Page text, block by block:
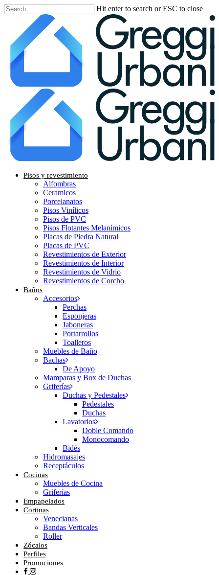
Skip
to
content
Hit enter to search or ESC to close
Menu Pisos y revestimiento
Alfombras
Ceramicos
Porcelanatos
Pisos Vinílicos
Pisos de PVC
Pisos Flotantes Melanímicos
Placas de Piedra Natural
Placas de PVC
Revestimientos de Exterior
Revestimientos de Interior
Revestimientos de Vidrio
Revestimientos de Corcho
Baños
Accesorios
Perchas
Esponjeras
Jaboneras
Portarrollos
Toalleros
Muebles de Baño
Bachas
De Apoyo
Mamparas y Box de Duchas
Griferías
Duchas y Pedestales
Pedestales
Duchas
Lavatorios
Doble Comando
Monocomando
Bidés
Hidromasajes
Receptáculos
Cocinas
Muebles de Cocina
Griferías
Empapelados
Cortinas
Venecianas
Bandas Verticales
Roller
Zócalos
Perfiles
Promociones
facebook
instagram